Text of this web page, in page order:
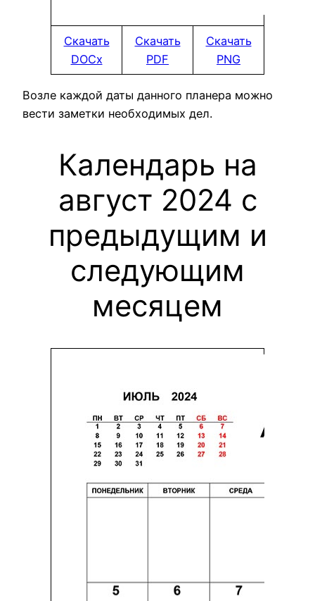
Скачать
DOCx
Скачать
PDF
Скачать
PNG
Возле каждой даты данного планера можно
вести заметки необходимых дел.
Календарь на
август 2024 с
предыдущим и
следующим
месяцем